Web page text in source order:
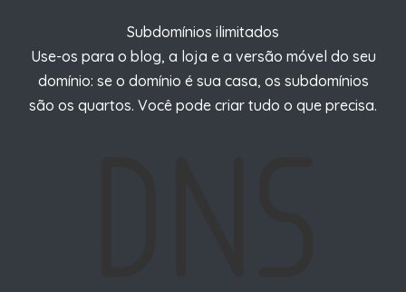
Subdomínios ilimitados
Use-os para o blog, a loja e a versão móvel do seu
domínio: se o domínio é sua casa, os subdomínios
são os quartos. Você pode criar tudo o que precisa.